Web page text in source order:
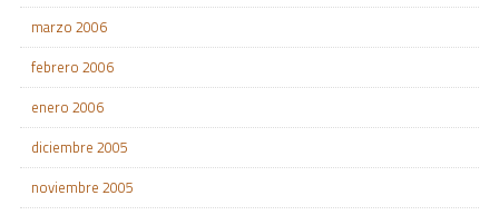
marzo 2006
febrero 2006
enero 2006
diciembre 2005
noviembre 2005